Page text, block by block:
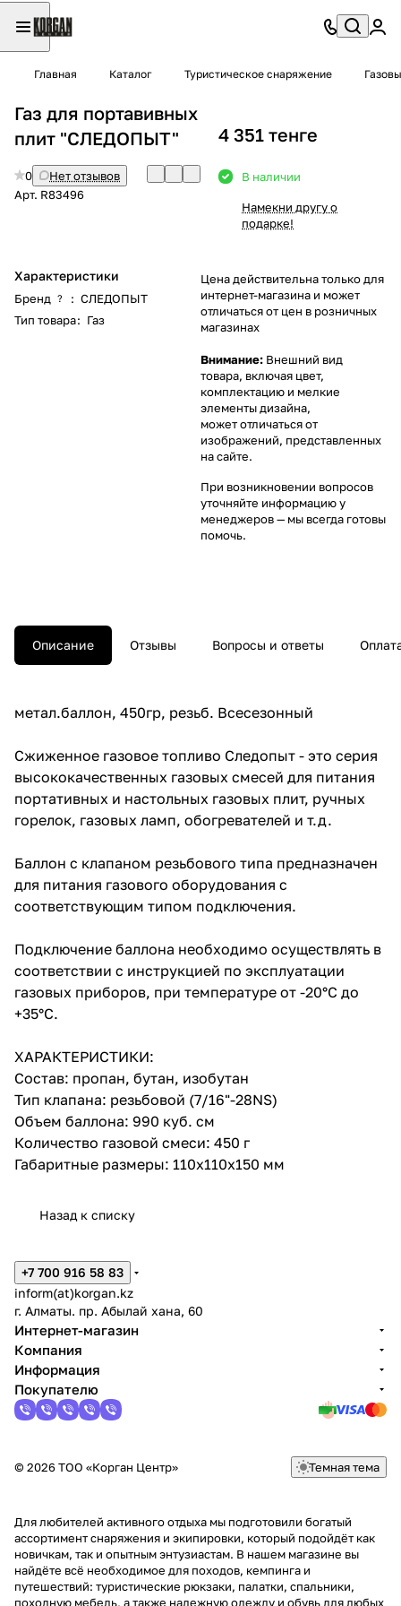
Главная Каталог Туристическое снаряжение
Газ для портавивных
плит "СЛЕДОПЫТ"
0
Нет отзывов
Арт. R83496
Характеристики
Бренд ? : СЛЕДОПЫТ
Тип товара: Газ
4 351 тенге
В наличии
Намекни другу о
подарке!
Цена действительна только для
интернет-магазина и может
отличаться от цен в розничных
магазинах
Внимание: Внешний вид
товара, включая цвет,
комплектацию и мелкие
элементы дизайна,
может отличаться от
изображений, представленных
на сайте.
При возникновении вопросов
уточняйте информацию у
менеджеров— мы всегда готовы
помочь.
Описание Отзывы Вопросы и ответы
метал.баллон, 450гр, резьб. Всесезонный
Сжиженное газовое топливо Следопыт - это серия
высококачественных газовых смесей для питания
портативных и настольных газовых плит, ручных
горелок, газовых ламп, обогревателей и т.д.
Баллон с клапаном резьбового типа предназначен
для питания газового оборудования с
соответствующим типом подключения.
Подключение баллона необходимо осуществлять в
соответствии с инструкцией по эксплуатации
газовых приборов, при температуре от -20°С до
+35°С.
ХАРАКТЕРИСТИКИ:
Состав: пропан, бутан, изобутан
Тип клапана: резьбовой (7/16"-28NS)
Объем баллона: 990 куб. см
Количество газовой смеси: 450 г
Габаритные размеры: 110х110х150 мм
Назад к списку
+7 700 916 58 83
inform(at)korgan.kz
г. Алматы. пр. Абылай хана, 60
Интернет-магазин
Компания
Информация
Покупателю
© 2026 ТОО «Корган Центр» Темная тема
Для любителей активного отдыха мы подготовили богатый
ассортимент снаряжения и экипировки, который подойдёт как
новичкам, так и опытным энтузиастам. В нашем магазине вы
найдёте всё необходимое для походов, кемпинга и
путешествий: туристические рюкзаки, палатки, спальники,
походную мебель, а также надежную одежду и обувь для любых